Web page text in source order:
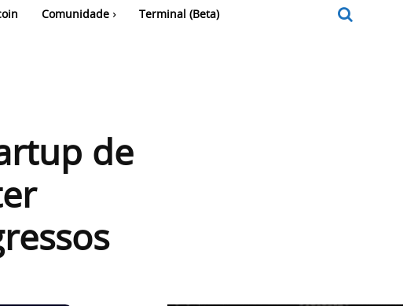
Comunidade Terminal (Beta)
de